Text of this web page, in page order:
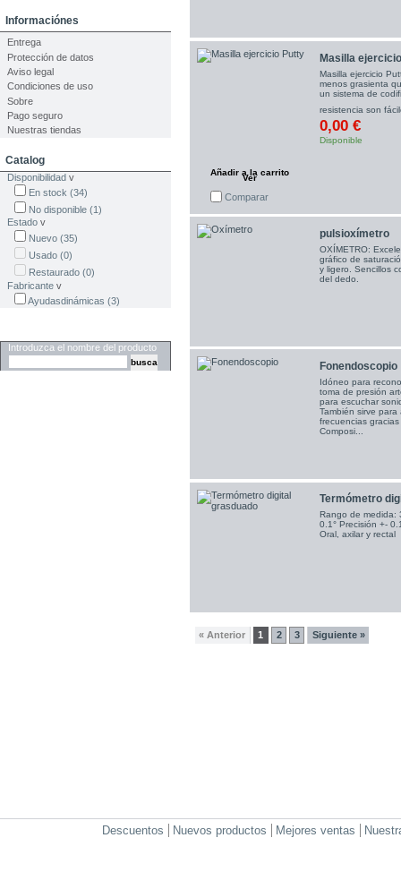
Informaciónes
Entrega
Protección de datos
Aviso legal
Condiciones de uso
Sobre
Pago seguro
Nuestras tiendas
Catalog
Disponibilidad v
En stock (34)
No disponible (1)
Estado v
Nuevo (35)
Usado (0)
Restaurado (0)
Fabricante v
Ayudasdinámicas (3)
Introduzca el nombre del producto
Masilla
Masilla ejercicio
menos grasienta
un sistema de
resistencia son
0,00 €
Disponible
Añadir a la carrito
Ver
Comparar
pulsioxímetro
OXÍMETRO:
gráfico de
y ligero. Sencillos
del dedo.
Fonendoscopio
Idóneo para
toma de presión
para escuchar
También sirve
frecuencias
Composi...
Termómetro
Rango de medida:
0.1° Precisión +-
Oral, axilar y rectal
« Anterior 1 2 3 Siguiente »
Descuentos Nuevos productos Mejores ventas